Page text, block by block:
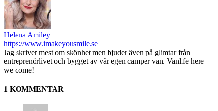
Helena Amiley
https://www.imakeyousmile.se
Jag skriver mest om skönhet men bjuder även på glimtar från
entreprenörlivet och bygget av vår egen camper van. Vanlife here
we come!
1 KOMMENTAR